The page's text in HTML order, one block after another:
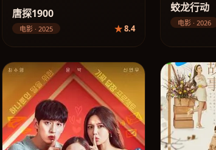
唐探1900
电影 · 2025 8.4
蛟龙行动
电影 · 2026